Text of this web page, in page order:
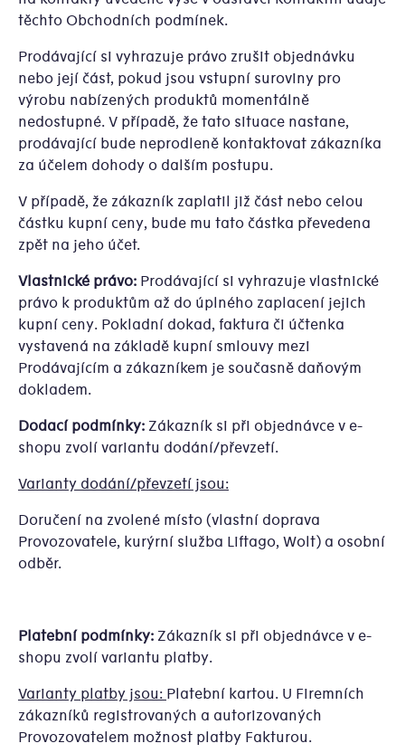
těchto Obchodních podmínek.
Prodávající si vyhrazuje právo zrušit objednávku
nebo její část, pokud jsou vstupní suroviny pro
výrobu nabízených produktů momentálně
nedostupné. V případě, že tato situace nastane,
prodávající bude neprodleně kontaktovat zákazníka
za účelem dohody o dalším postupu.
V případě, že zákazník zaplatil již část nebo celou
částku kupní ceny, bude mu tato částka převedena
zpět na jeho účet.
Vlastnické právo: Prodávající si vyhrazuje vlastnické
právo k produktům až do úplného zaplacení jejich
kupní ceny. Pokladní dokad, faktura či účtenka
vystavená na základě kupní smlouvy mezi
Prodávajícím a zákazníkem je současně daňovým
dokladem.
Dodací podmínky: Zákazník si při objednávce v e-
shopu zvolí variantu dodání/převzetí.
Varianty dodání/převzetí jsou:
Doručení na zvolené místo (vlastní doprava
Provozovatele, kurýrní služba Liftago, Wolt) a osobní
odběr.
Platební podmínky: Zákazník si při objednávce v e-
shopu zvolí variantu platby.
Varianty platby jsou: Platební kartou. U Firemních
zákazníků registrovaných a autorizovaných
Provozovatelem možnost platby Fakturou.